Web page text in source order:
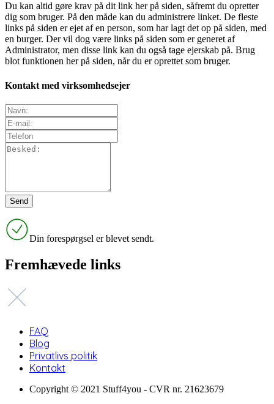
Du kan altid gøre krav på dit link her på siden, såfremt du opretter
dig som bruger. På den måde kan du administrere linket. De fleste
links på siden er ejet af en person, som har lagt det op på siden, med
en burger. Der vil dog være links på siden som er generet af
Administrator, men disse link kan du også tage ejerskab på. Brug
blot funktionen her på siden, når du er oprettet som bruger.
Kontakt med virksomhedsejer
Din forespørgsel er blevet sendt.
Fremhævede links
FAQ
Blog
Privatlivs politik
Kontakt
Copyright © 2021 Stuff4you - CVR nr. 21623679